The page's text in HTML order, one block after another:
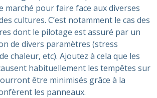
marché pour faire face aux diverses
cultures. C’est notamment le cas des
dont le pilotage est assuré par un
de divers paramètres (stress
chaleur, etc). Ajoutez à cela que les
habituellement les tempêtes sur
être minimisés grâce à la
les panneaux.